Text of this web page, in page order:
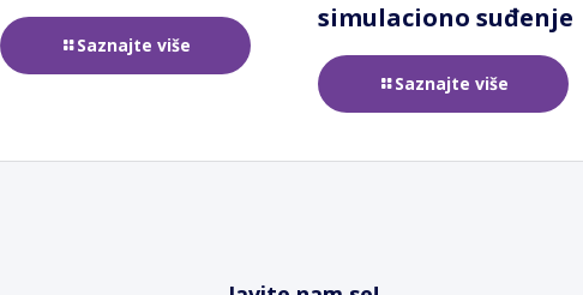
Saznajte više
simulaciono suđenje
Saznajte više